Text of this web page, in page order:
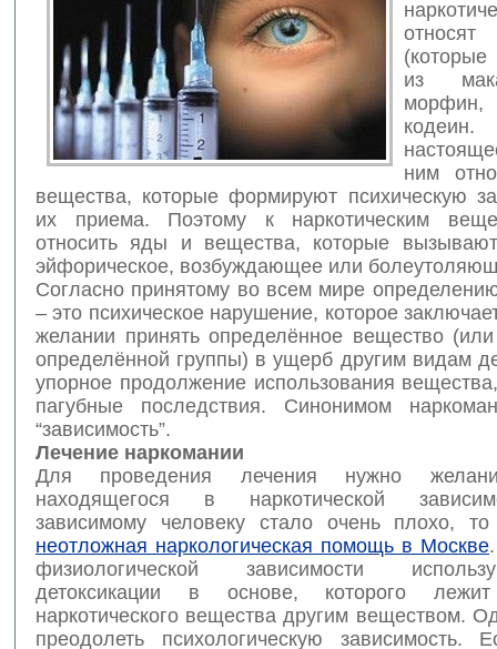
из
морфин,
ним
вещества, которые формируют психическую
их приема. Поэтому к наркотическим
относить яды и вещества, которые
эйфорическое, возбуждающее или
Согласно принятому во всем мире
– это психическое нарушение, которое
желании принять определённое вещество
определённой группы) в ущерб другим видам
упорное продолжение использования
пагубные последствия. Синонимом
“зависимость”.
Лечение наркомании
Для проведения лечения нужно
находящегося в наркотической
зависимому человеку стало очень плохо, то
неотложная наркологическая помощь в Москве
физиологической зависимости
детоксикации в основе, которого
наркотического вещества другим веществом.
преодолеть психологическую зависимость.